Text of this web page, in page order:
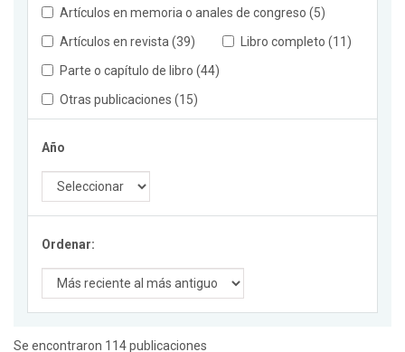
Artículos en memoria o anales de congreso (5)
Artículos en revista (39)
Libro completo (11)
Parte o capítulo de libro (44)
Otras publicaciones (15)
Año
Ordenar:
Se encontraron 114 publicaciones